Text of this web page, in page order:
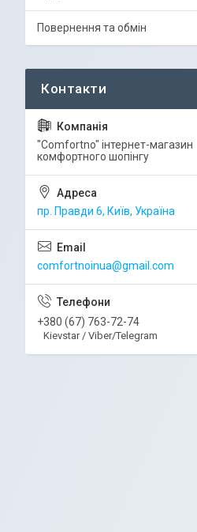
Повернення та обмін
"Comfortno" інтернет-магазин
комфортного шопінгу
пр. Правди 6, Київ, Україна
comfortnoinua@gmail.com
+380 (67) 763-72-74
Kievstar / Viber/Telegram